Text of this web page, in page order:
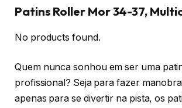
Patins Roller Mor 34-37,
No products found.
Quem nunca sonhou em ser uma
profissional? Seja para fazer
apenas para se divertir na pista, os